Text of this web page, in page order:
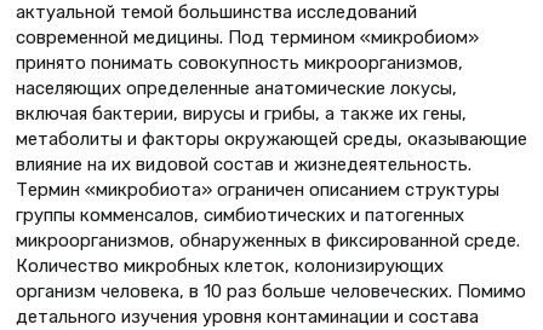
актуальной темой большинства исследований
современной медицины. Под термином «микробиом»
принято понимать совокупность микроорганизмов,
населяющих определенные анатомические локусы,
включая бактерии, вирусы и грибы, а также их гены,
метаболиты и факторы окружающей среды, оказывающие
влияние на их видовой состав и жизнедеятельность.
Термин «микробиота» ограничен описанием структуры
группы комменсалов, симбиотических и патогенных
микроорганизмов, обнаруженных в фиксированной среде.
Количество микробных клеток, колонизирующих
организм человека, в 10 раз больше человеческих. Помимо
детального изучения уровня контаминации и состава